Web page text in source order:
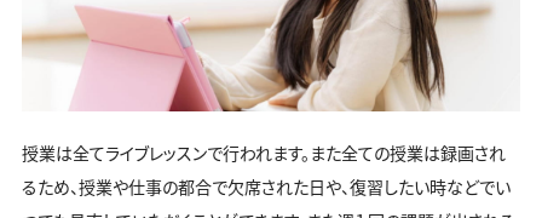
授業は全てライブレッスンで行われます。また全ての授業は録画され
るため、授業や仕事の都合で欠席された日や、復習したい時などでい